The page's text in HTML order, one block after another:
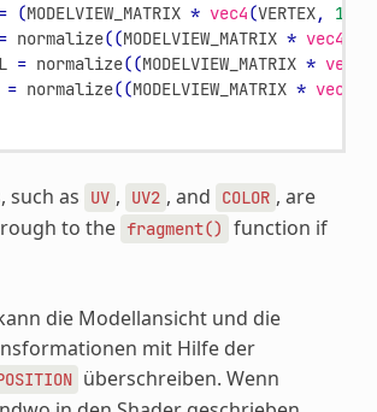
= (MODELVIEW_MATRIX * vec4(VERTEX, 1.0
= normalize((MODELVIEW_MATRIX * vec4
= normalize((MODELVIEW_MATRIX * vec4
= normalize((MODELVIEW_MATRIX * vec4
such as UV , UV2 , and COLOR , are
to the fragment()
function if
die Modellansicht und die
mit Hilfe der
überschreiben. Wenn